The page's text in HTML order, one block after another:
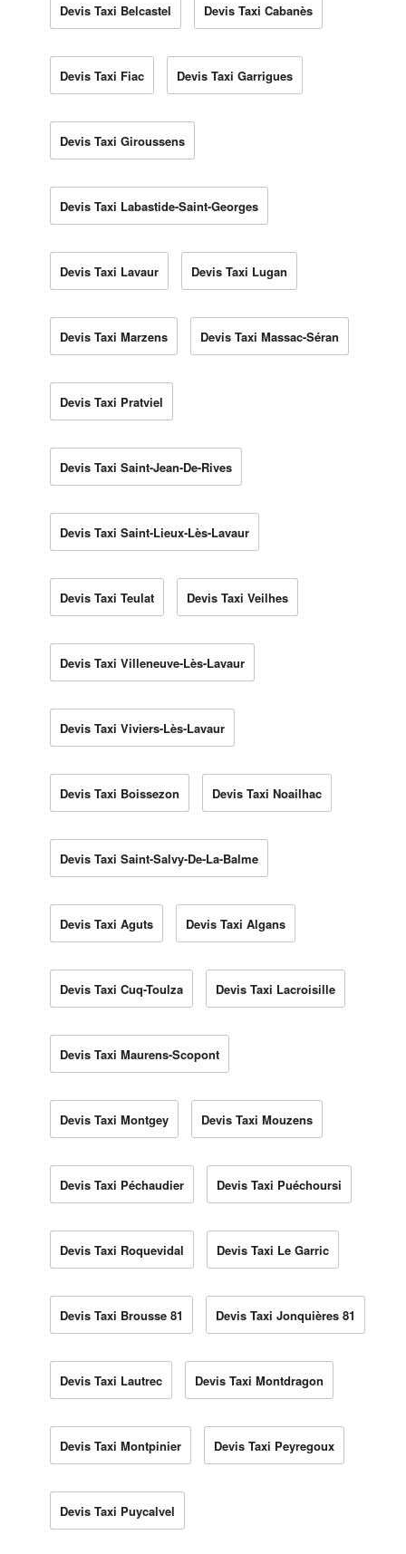
Devis Taxi Belcastel Devis Taxi Cabanès
Devis Taxi Fiac Devis Taxi Garrigues
Devis Taxi Giroussens
Devis Taxi Labastide-Saint-Georges
Devis Taxi Lavaur Devis Taxi Lugan
Devis Taxi Marzens Devis Taxi Massac-Séran
Devis Taxi Pratviel
Devis Taxi Saint-Jean-De-Rives
Devis Taxi Saint-Lieux-Lès-Lavaur
Devis Taxi Teulat Devis Taxi Veilhes
Devis Taxi Villeneuve-Lès-Lavaur
Devis Taxi Viviers-Lès-Lavaur
Devis Taxi Boissezon Devis Taxi Noailhac
Devis Taxi Saint-Salvy-De-La-Balme
Devis Taxi Aguts Devis Taxi Algans
Devis Taxi Cuq-Toulza Devis Taxi Lacroisille
Devis Taxi Maurens-Scopont
Devis Taxi Montgey Devis Taxi Mouzens
Devis Taxi Péchaudier Devis Taxi Puéchoursi
Devis Taxi Roquevidal Devis Taxi Le Garric
Devis Taxi Brousse 81 Devis Taxi Jonquières 81
Devis Taxi Lautrec Devis Taxi Montdragon
Devis Taxi Montpinier Devis Taxi Peyregoux
Devis Taxi Puycalvel